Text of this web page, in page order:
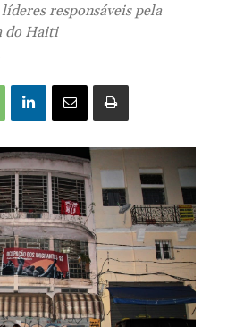
responsáveis pela
do Haiti